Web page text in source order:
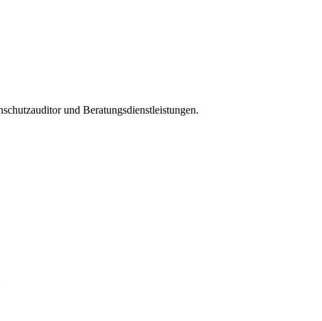
und Beratungsdienstleistungen.